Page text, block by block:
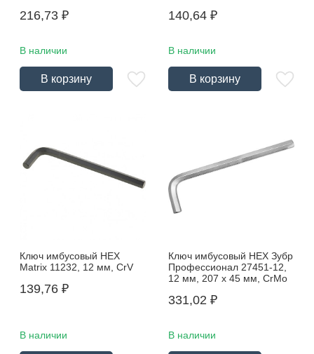
216,73 ₽
В наличии
В корзину
140,64 ₽
В наличии
В корзину
Ключ имбусовый HEX
Matrix 11232, 12 мм, CrV
139,76 ₽
В наличии
Ключ имбусовый HEX Зубр
Профессионал 27451-12,
12 мм, 207 х 45 мм, CrMo
331,02 ₽
В наличии